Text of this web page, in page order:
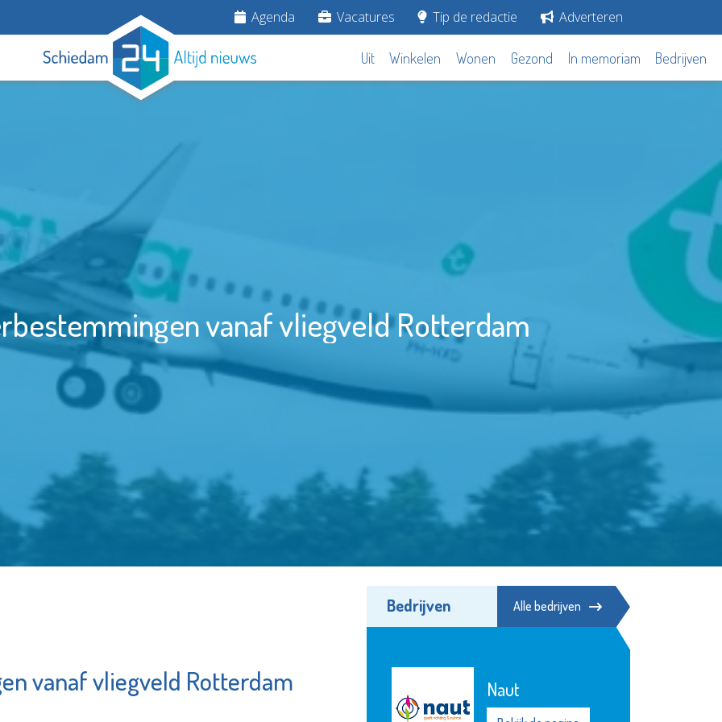
Agenda Vacatures Tip de redactie Adverteren
Uit Winkelen Wonen Gezond In memoriam Bedrijven
vanaf vliegveld Rotterdam
vanaf vliegveld Rotterdam
Bedrijven Alle bedrijven
Seniorenwelzijn Naut